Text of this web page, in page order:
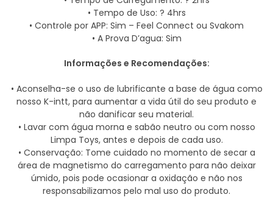
• Tempo de Uso: ? 4hrs
• Controle por APP: Sim – Feel Connect ou Svakom
• A Prova D’agua: Sim
Informações e Recomendações:
• Aconselha-se o uso de lubrificante a base de água como
nosso K-intt, para aumentar a vida útil do seu produto e
não danificar seu material.
• Lavar com água morna e sabão neutro ou com nosso
Limpa Toys, antes e depois de cada uso.
• Conservação: Tome cuidado no momento de secar a
área de magnetismo do carregamento para não deixar
úmido, pois pode ocasionar a oxidação e não nos
responsabilizamos pelo mal uso do produto.